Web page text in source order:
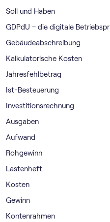
Soll und Haben
GDPdU – die digitale
Gebäudeabschreibung
Kalkulatorische Kosten
Jahresfehlbetrag
Ist-Besteuerung
Investitionsrechnung
Ausgaben
Aufwand
Rohgewinn
Lastenheft
Kosten
Gewinn
Kontenrahmen